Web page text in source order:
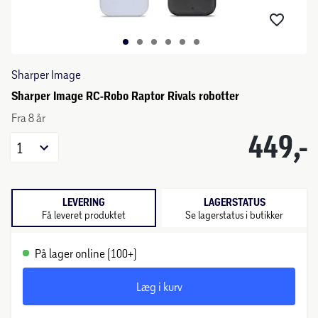
Sharper Image
Sharper Image RC-Robo Raptor Rivals robotter
Fra 8 år
449,-
1
LEVERING
Få leveret produktet
LAGERSTATUS
Se lagerstatus i butikker
På lager online (100+)
Læg i kurv